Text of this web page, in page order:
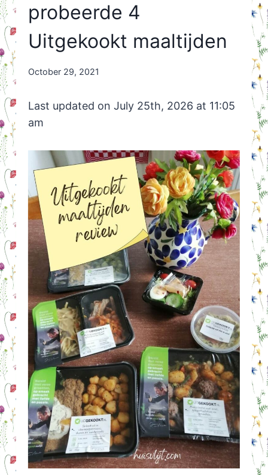
probeerde 4
Uitgekookt maaltijden
By
October 29, 2021
Last updated on July 25th, 2026 at 11:05
am